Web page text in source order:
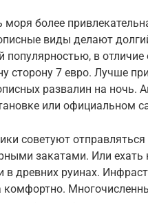
более
виды делают
популярностью, в
сторону 7 евро. Лучше
развалин на ночь.
или официальном
советуют
закатами. Или
в древних руинах.
комфортно.